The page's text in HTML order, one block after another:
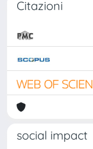
Citazioni
social impact